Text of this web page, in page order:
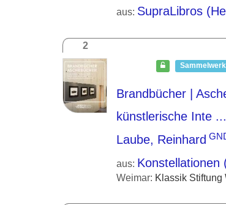
aus: SupraLibros
2
Sammelwerk
Brandbücher |
künstlerische Inte ...
Laube, Reinhard
aus: Konstellationen
Weimar: Klassik Stiftung